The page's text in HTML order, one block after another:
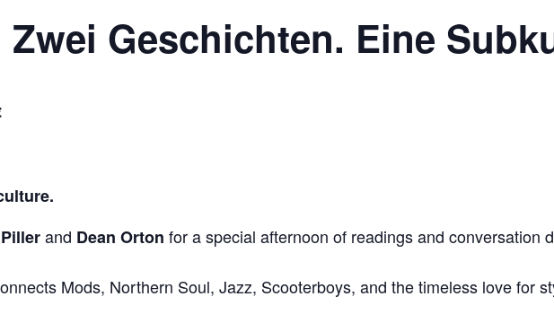
Geschichten. Eine
and Dean Orton for a special afternoon of readings and conversation
Mods, Northern Soul, Jazz, Scooterboys, and the timeless love for